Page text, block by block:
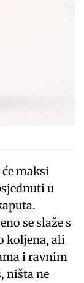
maksi
u
se slaže s
koljena, ali
i ravnim
ništa ne